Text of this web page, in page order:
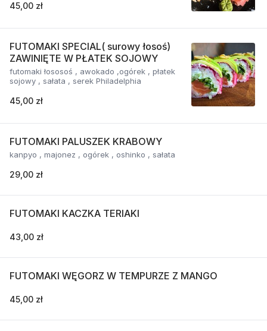
45,00 zł
FUTOMAKI SPECIAL( surowy łosoś)
ZAWINIĘTE W PŁATEK SOJOWY
futomaki łososoś , awokado ,ogórek , płatek
sojowy , sałata , serek Philadelphia
45,00 zł
FUTOMAKI PALUSZEK KRABOWY
kanpyo , majonez , ogórek , oshinko , sałata
29,00 zł
FUTOMAKI KACZKA TERIAKI
43,00 zł
FUTOMAKI WĘGORZ W TEMPURZE Z MANGO
45,00 zł